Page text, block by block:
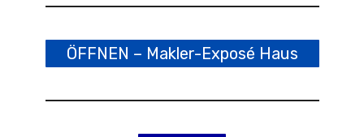
ÖFFNEN – Makler-Exposé Haus